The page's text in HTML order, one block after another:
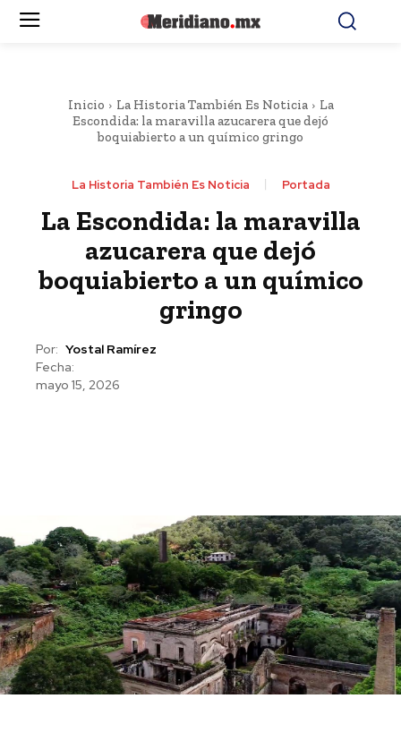
Inicio La Historia También Es Noticia
La
Escondida: la maravilla azucarera que dejó
boquiabierto a un químico gringo
La Historia También Es Noticia Portada
La Escondida: la maravilla
azucarera que dejó
boquiabierto a un químico
gringo
Por: Yostal Ramírez
Fecha:
mayo 15, 2026